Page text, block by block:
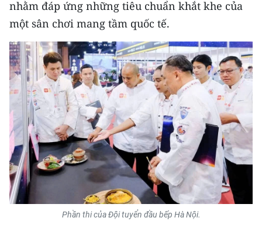
CHUYÊN ĐỀ
CÁC CHUYÊN TRANG
VỀ BÁO NHÂN DÂN
THỜI NAY
NHÂN DÂN CUỐI TUẦN
NHÂN DÂN HẰNG THÁNG
MUA BÁO
nhằm đáp ứng những tiêu chuẩn khắt khe của
một sân chơi mang tầm quốc tế.
Phần thi của Đội tuyển đầu bếp Hà Nội.